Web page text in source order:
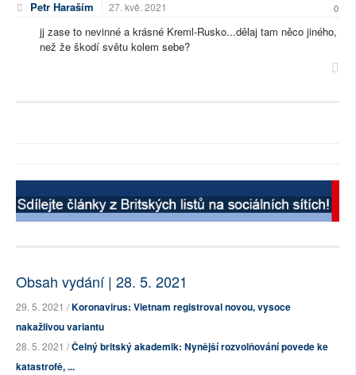
Petr Haraším 27. kvě. 2021 0
jj zase to nevinné a krásné Kreml-Rusko...dělaj tam něco jiného,
než že škodí světu kolem sebe?
Obsah vydání | 28. 5. 2021
29. 5. 2021 /Koronavirus: Vietnam registroval novou, vysoce
nakažlivou variantu
28. 5. 2021 /Čelný britský akademik: Nynější rozvolňování povede ke
katastrofě, ...